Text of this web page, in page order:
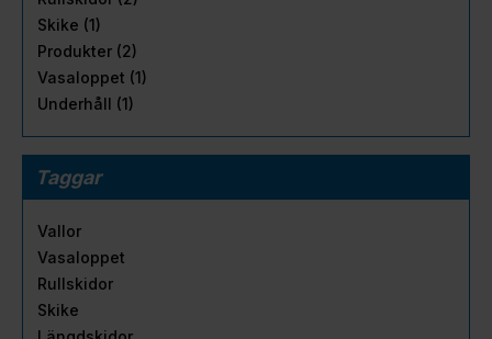
Skike (1)
Produkter (2)
Vasaloppet (1)
Underhåll (1)
Taggar
Vallor
Vasaloppet
Rullskidor
Skike